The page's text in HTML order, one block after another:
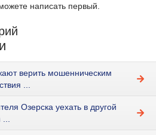
написать первый.
верить мошенническим
...
Озерска уехать в другой